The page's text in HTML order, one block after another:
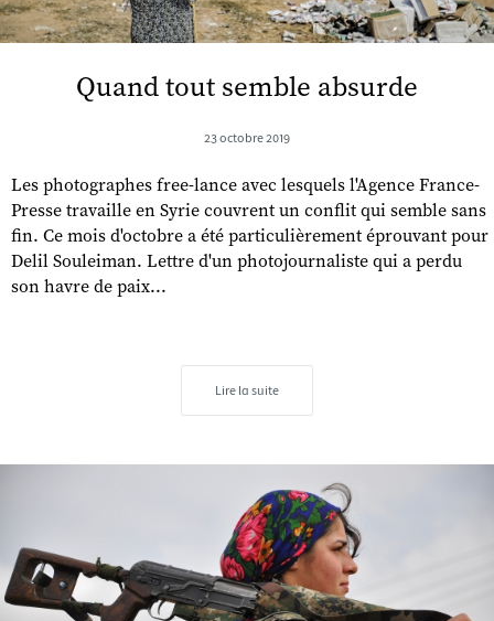
Quand tout semble absurde
23 octobre 2019
Les photographes free-lance avec lesquels l'Agence France-
Presse travaille en Syrie couvrent un conflit qui semble sans
fin. Ce mois d'octobre a été particulièrement éprouvant pour
Delil Souleiman. Lettre d'un photojournaliste qui a perdu
son havre de paix...
Lire la suite